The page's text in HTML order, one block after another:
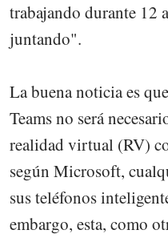
trabajando durante 12
juntando".
La buena noticia es
Teams no será
realidad virtual (RV)
según Microsoft,
sus teléfonos
embargo, esta, como